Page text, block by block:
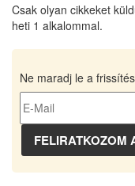
Csak olyan cikkeket
heti 1 alkalommal.
Ne maradj le a